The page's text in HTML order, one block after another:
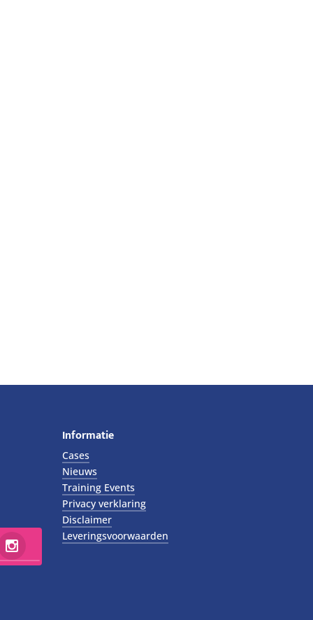
Informatie
Cases
Nieuws
Training Events
Privacy verklaring
Disclaimer
Leveringsvoorwaarden